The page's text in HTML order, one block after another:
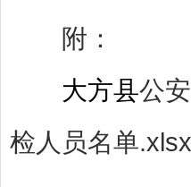
附：
大方县公
检人员名单